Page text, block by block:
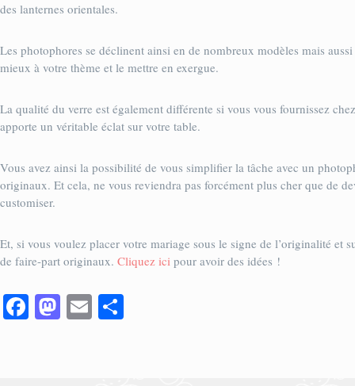
des lanternes orientales.
Les photophores se déclinent ainsi en de nombreux modèles mais
mieux à votre thème et le mettre en exergue.
La qualité du verre est également différente si vous vous fournissez
apporte un véritable éclat sur votre table.
Vous avez ainsi la possibilité de vous simplifier la tâche avec un
originaux. Et cela, ne vous reviendra pas forcément plus cher que de
customiser.
Et, si vous voulez placer votre mariage sous le signe de l’originalité et
de faire-part originaux. Cliquez ici pour avoir des idées !
Facebook
Mastodon
Email